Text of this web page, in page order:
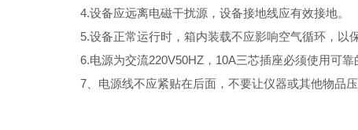
4.设备应远离电磁干扰源，设备接地线应有效接地。
5.设备正常运行时，箱内装载不应影响空气循环，以保
6.电源为交流220V50HZ，10A三芯插座必须使用可靠
7、电源线不应紧贴在后面，不要让仪器或其他物品压